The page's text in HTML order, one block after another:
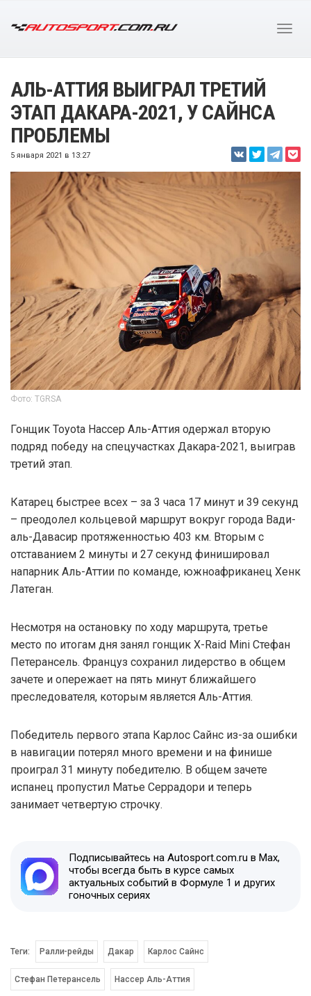
АЛЬ-АТТИЯ ВЫИГРАЛ ТРЕТИЙ
ЭТАП ДАКАРА-2021, У САЙНСА
ПРОБЛЕМЫ
5 января 2021 в 13:27
Фото: TGRSA
Гонщик Toyota Нассер Аль-Аттия одержал вторую
подряд победу на спецучастках Дакара-2021, выиграв
третий этап.
Катарец быстрее всех – за 3 часа 17 минут и 39 секунд
– преодолел кольцевой маршрут вокруг города Вади-
аль-Давасир протяженностью 403 км. Вторым с
отставанием 2 минуты и 27 секунд финишировал
напарник Аль-Аттии по команде, южноафриканец Хенк
Латеган.
Несмотря на остановку по ходу маршрута, третье
место по итогам дня занял гонщик X-Raid Mini Стефан
Петерансель. Француз сохранил лидерство в общем
зачете и опережает на пять минут ближайшего
преследователя, которым является Аль-Аттия.
Победитель первого этапа Карлос Сайнс из-за ошибки
в навигации потерял много времени и на финише
проиграл 31 минуту победителю. В общем зачете
испанец пропустил Матье Серрадори и теперь
занимает четвертую строчку.
Подписывайтесь на Autosport.com.ru в Max,
чтобы всегда быть в курсе самых
актуальных событий в Формуле 1 и других
гоночных сериях
Теги: Ралли-рейды Дакар Карлос Сайнс
Стефан Петерансель Нассер Аль-Аттия